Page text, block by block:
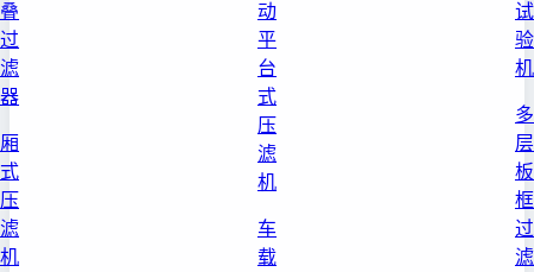
叠
过
滤
器
厢
式
压
滤
机
动
平
台
式
压
滤
机
车
载
试
验
机
多
层
板
框
过
滤